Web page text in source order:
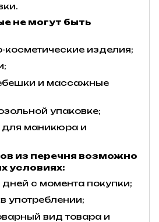
не могут быть
изделия;
и массажные
упаковке;
для маникюра и
из перечня возможно
условиях:
с момента покупки;
употреблении;
вид товара и